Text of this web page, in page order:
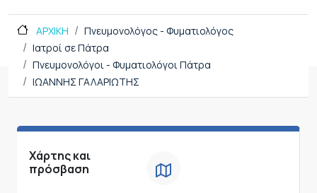
ΑΡΧΙΚΗ
Πνευμονολόγος - Φυματιολόγος
Ιατροί σε Πάτρα
Πνευμονολόγοι - Φυματιολόγοι Πάτρα
ΙΩΑΝΝΗΣ ΓΑΛΑΡΙΩΤΗΣ
Χάρτης και
πρόσβαση